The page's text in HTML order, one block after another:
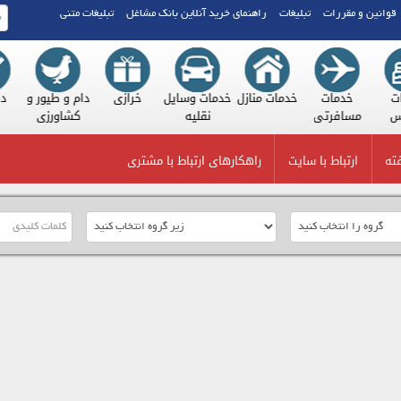
قوانین و مقررات تبلیغات راهنمای خرید آنلاین بانک مشاغل تبلیغات متنی
خدمات
مسافرتی
خدمات منازل خدمات وسایل
نقلیه
خرازی
دام و طیور و
کشاورزی
ارتباط با سایت راهکارهای ارتباط با مشتری